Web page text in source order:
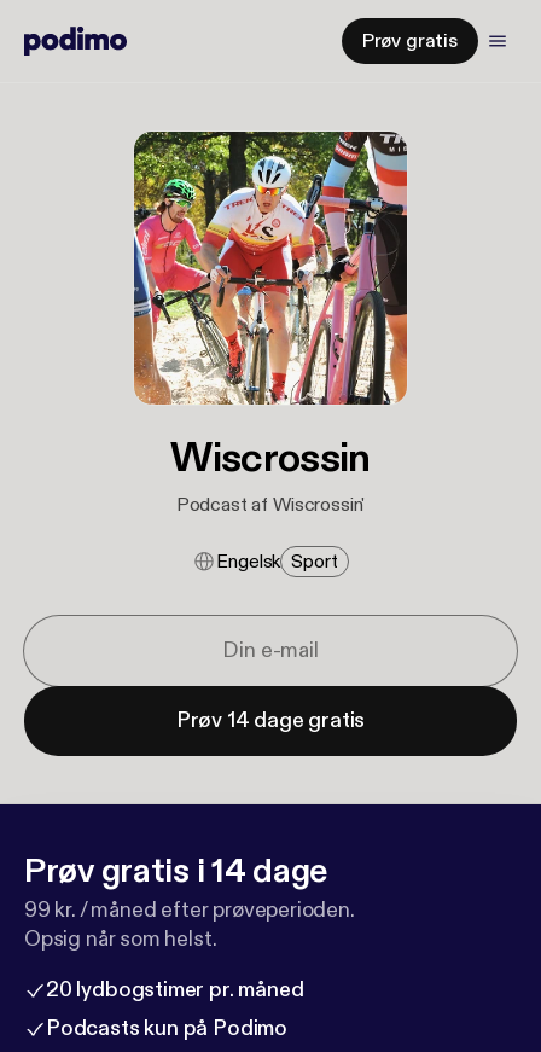
Prøv gratis
Wiscrossin
Podcast af Wiscrossin'
Engelsk Sport
Prøv 14 dage gratis
Prøv gratis i 14 dage
99 kr. / måned efter prøveperioden.
Opsig når som helst.
20 lydbogstimer pr. måned
Podcasts kun på Podimo